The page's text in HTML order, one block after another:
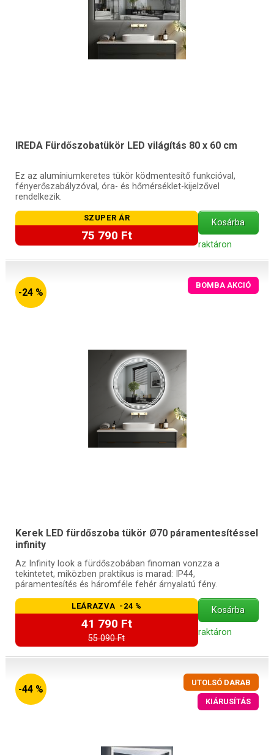
IREDA Fürdőszobatükör LED világítás 80 x 60 cm
Ez az alumíniumkeretes tükör ködmentesítő funkcióval,
fényerőszabályzóval, óra- és hőmérséklet-kijelzővel
rendelkezik.
SZUPER ÁR
75 790 Ft
Kosárba
raktáron
-24 %
BOMBA AKCIÓ
Kerek LED fürdőszoba tükör Ø70 páramentesítéssel
infinity
Az Infinity look a fürdőszobában finoman vonzza a
tekintetet, miközben praktikus is marad: IP44,
páramentesítés és háromféle fehér árnyalatú fény.
LEÁRAZVA -24 %
41 790 Ft
55 090 Ft
Kosárba
raktáron
-44 %
UTOLSÓ DARAB
KIÁRUSÍTÁS